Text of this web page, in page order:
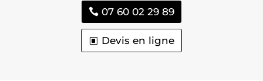
07 60 02 29 89
Devis en ligne